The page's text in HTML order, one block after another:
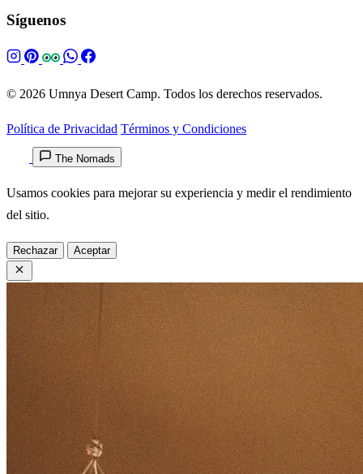
Síguenos
© 2026 Umnya Desert Camp. Todos los derechos reservados.
Política de Privacidad Términos y Condiciones
The Nomads
Usamos cookies para mejorar su experiencia y medir el rendimiento
del sitio.
Rechazar Aceptar